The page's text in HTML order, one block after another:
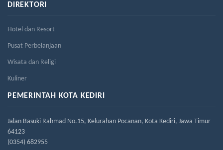
DIREKTORI
Hotel dan Resort
Pusat Perbelanjaan
Wisata dan Religi
Kuliner
PEMERINTAH KOTA KEDIRI
Jalan Basuki Rahmad No.15, Kelurahan Pocanan, Kota Kediri, Jawa Timur
64123
(0354) 682955